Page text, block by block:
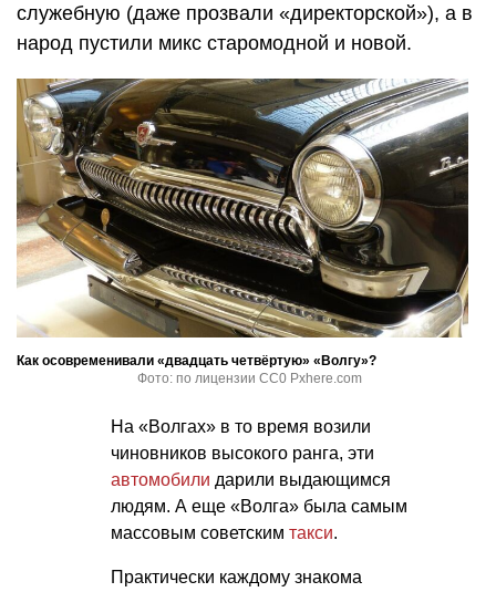
служебную (даже прозвали «директорской»), а в
народ пустили микс старомодной и новой.
Как осовременивали «двадцать четвёртую» «Волгу»?
Фото: по лицензии CC0 Pxhere.com
На «Волгах» в то время возили
чиновников высокого ранга, эти
автомобили дарили выдающимся
людям. А еще «Волга» была самым
массовым советским такси.
Практически каждому знакома